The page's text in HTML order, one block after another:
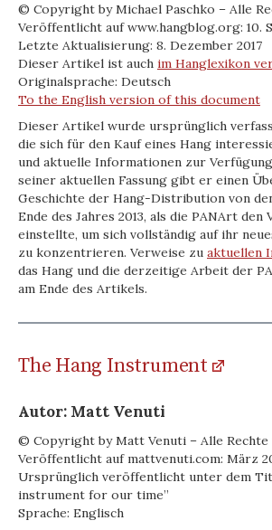
© Copyright by Michael Paschko – Alle
Veröffentlicht auf www.hangblog.org: 10.
Letzte Aktualisierung: 8. Dezember 2017
Dieser Artikel ist auch im Hanglexikon
Originalsprache: Deutsch
To the English version of this document
Dieser Artikel wurde ursprünglich
die sich für den Kauf eines Hang
und aktuelle Informationen zur
seiner aktuellen Fassung gibt er einen
Geschichte der Hang-Distribution von
Ende des Jahres 2013, als die PANArt den
einstellte, um sich vollständig auf ihr
zu konzentrieren. Verweise zu aktuellen
das Hang und die derzeitige Arbeit der
am Ende des Artikels.
The Hang Instrument
Autor: Matt Venuti
© Copyright by Matt Venuti – Alle
Veröffentlicht auf mattvenuti.com: März
Ursprünglich veröffentlicht unter dem
instrument for our time”
Sprache: Englisch